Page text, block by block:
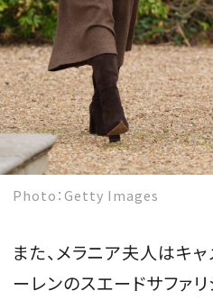
Photo：Getty Images
また、メラニア夫人はキ
ーレンのスエードサファ